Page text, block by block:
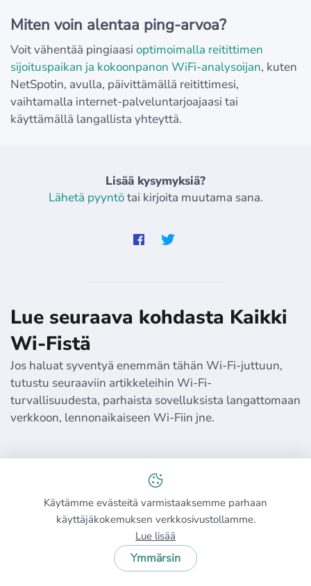
Miten voin alentaa ping-arvoa?
Voit vähentää pingiaasi optimoimalla reitittimen
sijoituspaikan ja kokoonpanon WiFi-analysoijan, kuten
NetSpotin, avulla, päivittämällä reitittimesi,
vaihtamalla internet-palveluntarjoajaasi tai
käyttämällä langallista yhteyttä.
Lisää kysymyksiä?
Lähetä pyyntötai kirjoita muutama sana.
Lue seuraava kohdasta Kaikki
Wi-Fistä
Jos haluat syventyä enemmän tähän Wi-Fi-juttuun,
tutustu seuraaviin artikkeleihin Wi-Fi-
turvallisuudesta, parhaista sovelluksista langattomaan
verkkoon, lennonaikaiseen Wi-Fiin jne.
Parhaat WiFi-signaalin
voimakkuuden
testaussovellukset tarkkaan
Käytämme evästeitä varmistaaksemme parhaan
käyttäjäkokemuksen verkkosivustollamme.
Lue lisää
Ymmärsin